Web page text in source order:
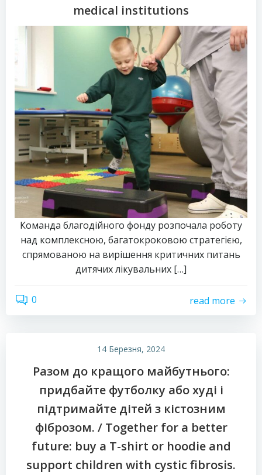
medical institutions
Команда благодійного фонду розпочала роботу
над комплексною, багатокроковою стратегією,
спрямованою на вирішення критичних питань
дитячих лікувальних […]
0 read more
14 Березня, 2024
Разом до кращого майбутнього:
придбайте футболку або худі і
підтримайте дітей з кістозним
фіброзом. / Together for a better
future: buy a T-shirt or hoodie and
support children with cystic fibrosis.